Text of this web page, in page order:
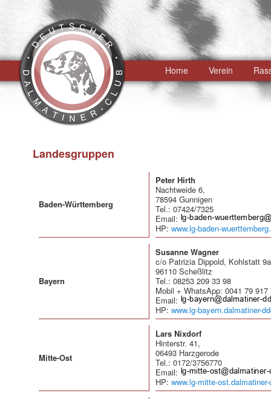
Zum
primären
Home Verein
Landesgruppen
Baden-Württemberg
Peter Hirth
Nachtweide 6,
78594 Gunnigen
Tel.: 07424/7325
Email:
HP:www.lg-baden-
Bayern
Susanne Wagner
c/o Patrizia Dippold, Kohlstatt
96110 Scheßlitz
Tel.: 08253 209 33 98
Mobil + WhatsApp: 0041 79 917
Email:
HP:www.lg-bayern.dalmatiner-
Mitte-Ost
Lars Nixdorf
Hinterstr. 41,
06493 Harzgerode
Tel.: 0172/3756770
Email:
HP:www.lg-mitte-